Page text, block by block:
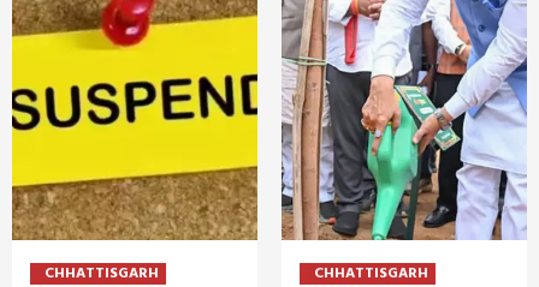
CHHATTISGARH
CHHATTISGARH